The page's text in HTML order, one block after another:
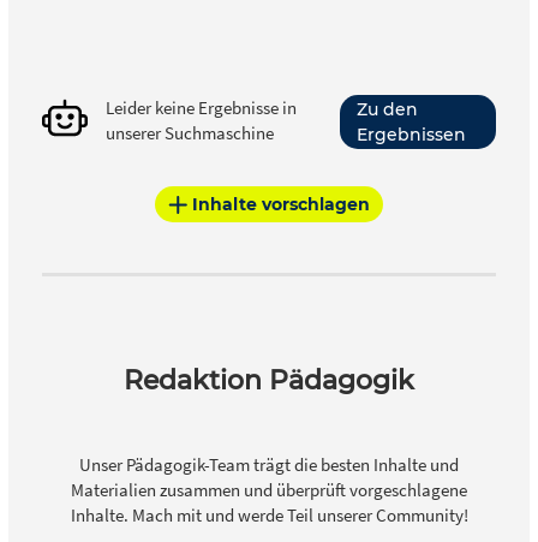
Leider keine Ergebnisse in
unserer Suchmaschine
Zu den
Ergebnissen
Inhalte vorschlagen
Redaktion Pädagogik
Unser Pädagogik-Team trägt die besten Inhalte und
Materialien zusammen und überprüft vorgeschlagene
Inhalte. Mach mit und werde Teil unserer Community!